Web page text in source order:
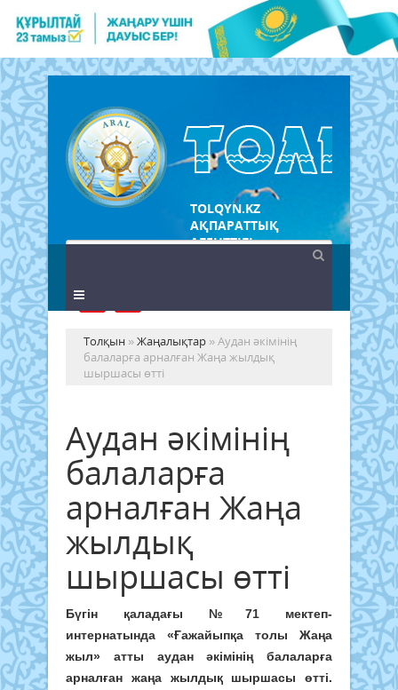
TOLQYN.KZ
АҚПАРАТТЫҚ
АГЕНТТІГІ
Толқын »Жаңалықтар » Аудан әкімінің
балаларға арналған Жаңа жылдық
шыршасы өтті
Аудан әкімінің
балаларға
арналған Жаңа
жылдық
шыршасы өтті
Бүгін қаладағы №71 мектеп-
интернатында «Ғажайыпқа толы Жаңа
жыл» атты аудан әкімінің балаларға
арналған жаңа жылдық шыршасы өтті.